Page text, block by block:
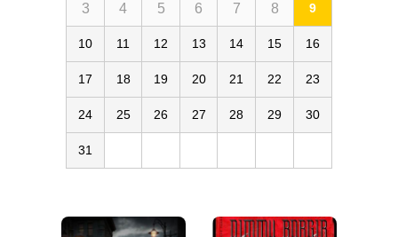
3 4 5 6 7 8 9
10 11 12 13 14 15 16
17 18 19 20 21 22 23
24 25 26 27 28 29 30
31